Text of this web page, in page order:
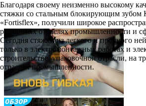
Благодаря своему неизменно высокому
стяжки со стальным блокирующим зубом
«Fortisflex», получили широкое
различных отраслях промышленности и
Сегодня стяжки из легкого и прочного
только в электромонтажных работах и
строительстве, упаковочной отрасли, на
отраслях промышленности.